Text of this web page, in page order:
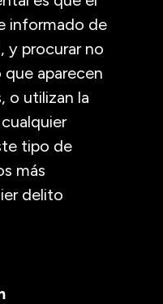
informado de
y procurar no
aparecen
o utilizan la
tipo de
más
delito